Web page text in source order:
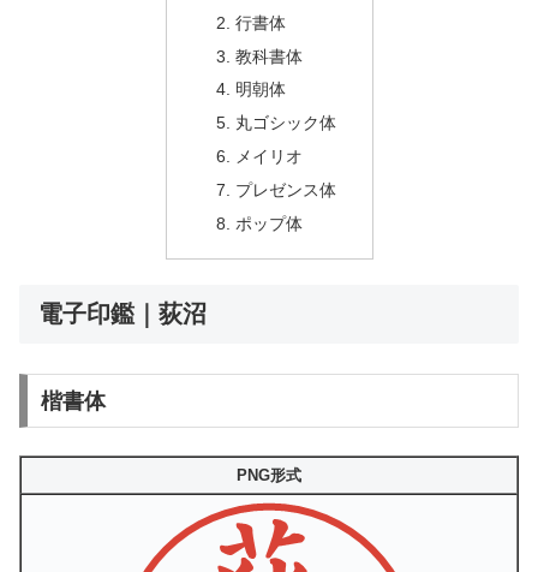
行書体
教科書体
明朝体
丸ゴシック体
メイリオ
プレゼンス体
ポップ体
電子印鑑｜荻沼
楷書体
PNG形式